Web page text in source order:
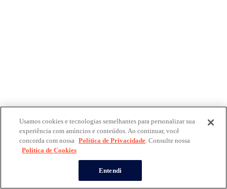
Usamos cookies e tecnologias semelhantes para personalizar sua
experiência com anúncios e conteúdos. Ao continuar, você
concorda com nossa Política de Privacidade. Consulte nossa
Política de Cookies
Entendi